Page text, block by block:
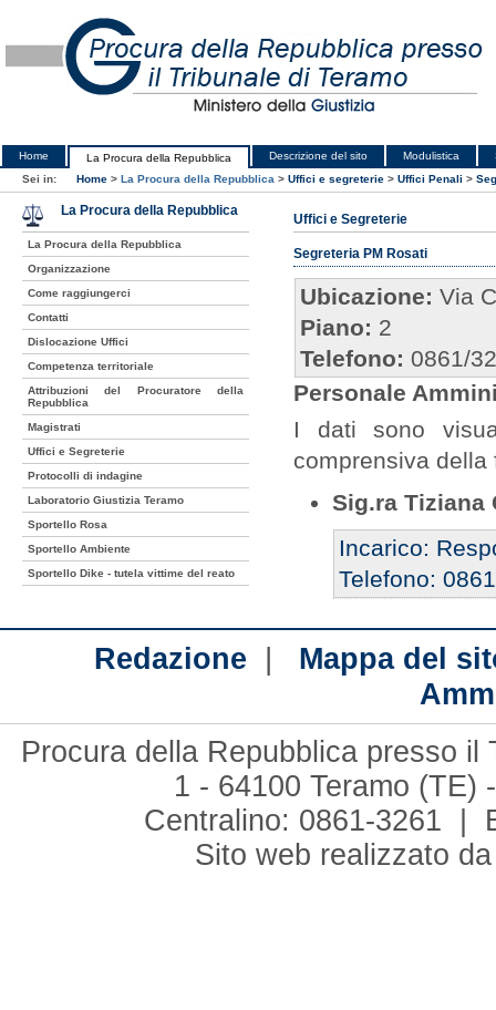
Home La Procura della Repubblica Descrizione del sito Modulistica
Sei in:
Home > La Procura della Repubblica > Uffici e segreterie > Uffici Penali >
Uffici e Segreterie
Segreteria PM Rosati
Ubicazione: Via
Piano: 2
Telefono:0861/
Personale
I dati sono
comprensiva
Sig.ra
Incarico:
Telefono:
La Procura della Repubblica
La Procura della Repubblica
Organizzazione
Come raggiungerci
Contatti
Dislocazione Uffici
Competenza territoriale
Attribuzioni del Procuratore della
Repubblica
Magistrati
Uffici e Segreterie
Protocolli di indagine
Laboratorio Giustizia Teramo
Sportello Rosa
Sportello Ambiente
Sportello Dike - tutela vittime del reato
Redazione | Mappa del
Procura della Repubblica presso il
1 - 64100 Teramo
Centralino: 0861-3261 |
Sito web realizzato